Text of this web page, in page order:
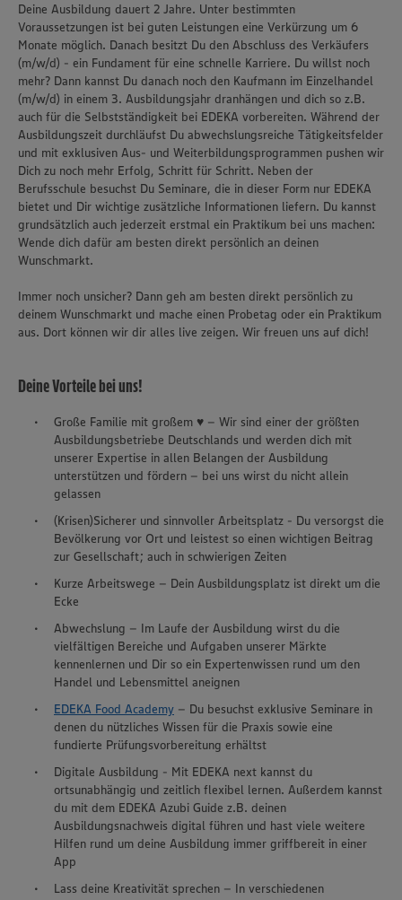
Wir setzen Cookies und andere Technologien ein, um Ihnen
Deine Ausbildung dauert 2 Jahre. Unter bestimmten
Voraussetzungen ist bei guten Leistungen eine Verkürzung um 6
Monate möglich. Danach besitzt Du den Abschluss des Verkäufers
(m/w/d) - ein Fundament für eine schnelle Karriere. Du willst noch
mehr? Dann kannst Du danach noch den Kaufmann im Einzelhandel
(m/w/d) in einem 3. Ausbildungsjahr dranhängen und dich so z.B.
auch für die Selbstständigkeit bei EDEKA vorbereiten. Während der
Ausbildungszeit durchläufst Du abwechslungsreiche Tätigkeitsfelder
und mit exklusiven Aus- und Weiterbildungsprogrammen pushen wir
Dich zu noch mehr Erfolg, Schritt für Schritt. Neben der
Berufsschule besuchst Du Seminare, die in dieser Form nur EDEKA
bietet und Dir wichtige zusätzliche Informationen liefern. Du kannst
grundsätzlich auch jederzeit erstmal ein Praktikum bei uns machen:
Wende dich dafür am besten direkt persönlich an deinen
Wunschmarkt.
Immer noch unsicher? Dann geh am besten direkt persönlich zu
deinem Wunschmarkt und mache einen Probetag oder ein Praktikum
aus. Dort können wir dir alles live zeigen. Wir freuen uns auf dich!
Deine Vorteile bei uns!
Große Familie mit großem ♥ – Wir sind einer der größten
Ausbildungsbetriebe Deutschlands und werden dich mit
unserer Expertise in allen Belangen der Ausbildung
unterstützen und fördern – bei uns wirst du nicht allein
gelassen
(Krisen)Sicherer und sinnvoller Arbeitsplatz - Du versorgst die
Bevölkerung vor Ort und leistest so einen wichtigen Beitrag
zur Gesellschaft; auch in schwierigen Zeiten
Kurze Arbeitswege – Dein Ausbildungsplatz ist direkt um die
Ecke
Abwechslung – Im Laufe der Ausbildung wirst du die
vielfältigen Bereiche und Aufgaben unserer Märkte
kennenlernen und Dir so ein Expertenwissen rund um den
Handel und Lebensmittel aneignen
EDEKA Food Academy – Du besuchst exklusive Seminare in
denen du nützliches Wissen für die Praxis sowie eine
fundierte Prüfungsvorbereitung erhältst
Digitale Ausbildung - Mit EDEKA next kannst du
ortsunabhängig und zeitlich flexibel lernen. Außerdem kannst
du mit dem EDEKA Azubi Guide z.B. deinen
Ausbildungsnachweis digital führen und hast viele weitere
Hilfen rund um deine Ausbildung immer griffbereit in einer
App
Lass deine Kreativität sprechen – In verschiedenen